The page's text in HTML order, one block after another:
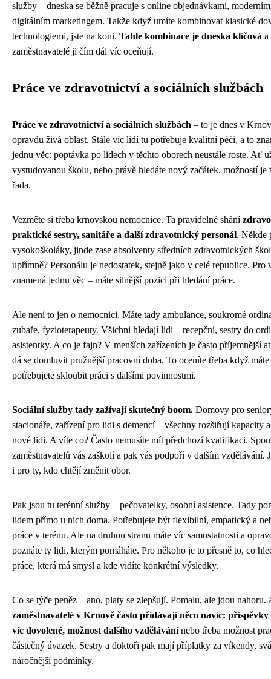
služby – dneska se běžně pracuje s online objednávkami,
digitálním marketingem. Takže když umíte kombinovat klasické
technologiemi, jste na koni. Tahle kombinace je dneska klíčová a
zaměstnavatelé ji čím dál víc oceňují.
Práce ve zdravotnictví a sociálních službách
Práce ve zdravotnictví a sociálních službách – to je dnes v
opravdu živá oblast. Stále víc lidí tu potřebuje kvalitní péči, a to
jednu věc: poptávka po lidech v těchto oborech neustále roste. Ať
vystudovanou školu, nebo právě hledáte nový začátek, možností je
řada.
Vezměte si třeba krnovskou nemocnice. Ta pravidelně shání
praktické sestry, sanitáře a další zdravotnický personál. Někde
vysokoškoláky, jinde zase absolventy středních zdravotnických
upřímně? Personálu je nedostatek, stejně jako v celé republice. Pro
znamená jednu věc – máte silnější pozici při hledání práce.
Ale není to jen o nemocnici. Máte tady ambulance, soukromé
zubaře, fyzioterapeuty. Všichni hledají lidi – recepční, sestry do
asistentky. A co je fajn? V menších zařízeních je často příjemnější
dá se domluvit pružnější pracovní doba. To oceníte třeba když
potřebujete skloubit práci s dalšími povinnostmi.
Sociální služby tady zažívají skutečný boom. Domovy pro
stacionáře, zařízení pro lidi s demencí – všechny rozšiřují kapacity
nové lidi. A víte co? Často nemusíte mít předchozí kvalifikaci.
zaměstnavatelů vás zaškolí a pak vás podpoří v dalším vzdělávání.
i pro ty, kdo chtějí změnit obor.
Pak jsou tu terénní služby – pečovatelky, osobní asistence. Tady
lidem přímo u nich doma. Potřebujete být flexibilní, empatický a
práce v terénu. Ale na druhou stranu máte víc samostatnosti a
poznáte ty lidi, kterým pomáháte. Pro někoho je to přesně to, co
práce, která má smysl a kde vidíte konkrétní výsledky.
Co se týče peněz – ano, platy se zlepšují. Pomalu, ale jdou nahoru.
zaměstnavatelé v Krnově často přidávají něco navíc:
víc dovolené, možnost dalšího vzdělávánínebo třeba možnost
částečný úvazek. Sestry a doktoři pak mají příplatky za víkendy,
náročnější podmínky.